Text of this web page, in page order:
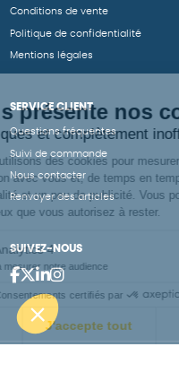
Conditions de vente
Politique de confidentialité
Mentions légales
SERVICE CLIENT
Questions fréquentes
Suivi de commande
Nous contacter
Renvoyer des articles
SUIVEZ-NOUS